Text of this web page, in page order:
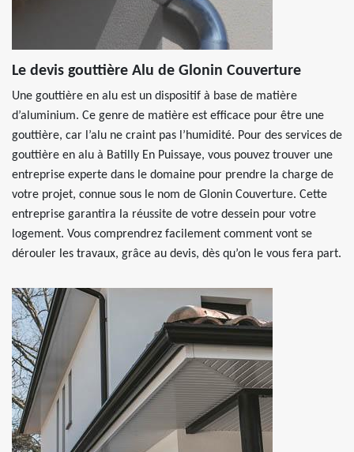
Le devis gouttière Alu de Glonin Couverture
Une gouttière en alu est un dispositif à base de matière
d’aluminium. Ce genre de matière est efficace pour être une
gouttière, car l’alu ne craint pas l’humidité. Pour des services de
gouttière en alu à Batilly En Puissaye, vous pouvez trouver une
entreprise experte dans le domaine pour prendre la charge de
votre projet, connue sous le nom de Glonin Couverture. Cette
entreprise garantira la réussite de votre dessein pour votre
logement. Vous comprendrez facilement comment vont se
dérouler les travaux, grâce au devis, dès qu’on le vous fera part.